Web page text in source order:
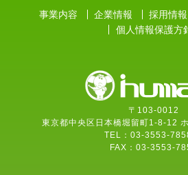
事業内容 企業情報 採用情報
個人情報保護方
〒103-0012
東京都中央区日本橋堀留町1-8-12
TEL：03-3553-
FAX：03-3553-